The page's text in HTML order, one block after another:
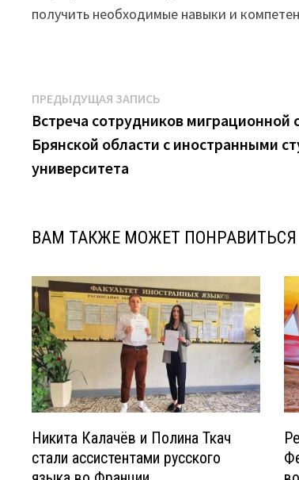
получить необходимые навыки и
Навигация
по
записям
ПРЕДЫДУЩАЯ ЗАПИСЬ
запись:
Встреча сотрудников миграционной
Брянской области с иностранными
университета
ВАМ ТАКЖЕ МОЖЕТ ПОНРАВИТЬСЯ
Никита Калачёв и Полина Ткач
стали ассистентами русского